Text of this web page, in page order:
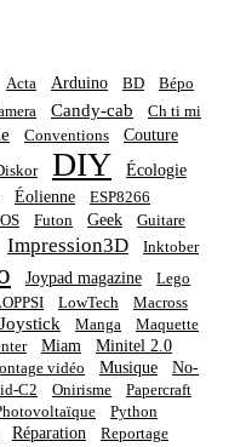
Acta Arduino BD
Bépo
Candy-cab
Ch ti mi
Conventions Couture
DIY Écologie
Éolienne
ESP8266
Futon Geek
Guitare
Impression3D Inktober
Joypad magazine Lego
LowTech Macross
Manga Maquette
Miam Minitel 2.0
vidéo Musique
No-
C2 Onirisme
Papercraft
Python
Réparation Reportage